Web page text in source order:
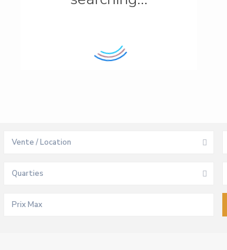
Vente / Location
Quarties